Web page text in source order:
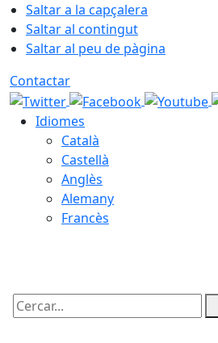
Saltar a la capçalera
Saltar al contingut
Saltar al peu de pàgina
Contactar
Idiomes
Català
Castellà
Anglès
Alemany
Francès
Cercar: